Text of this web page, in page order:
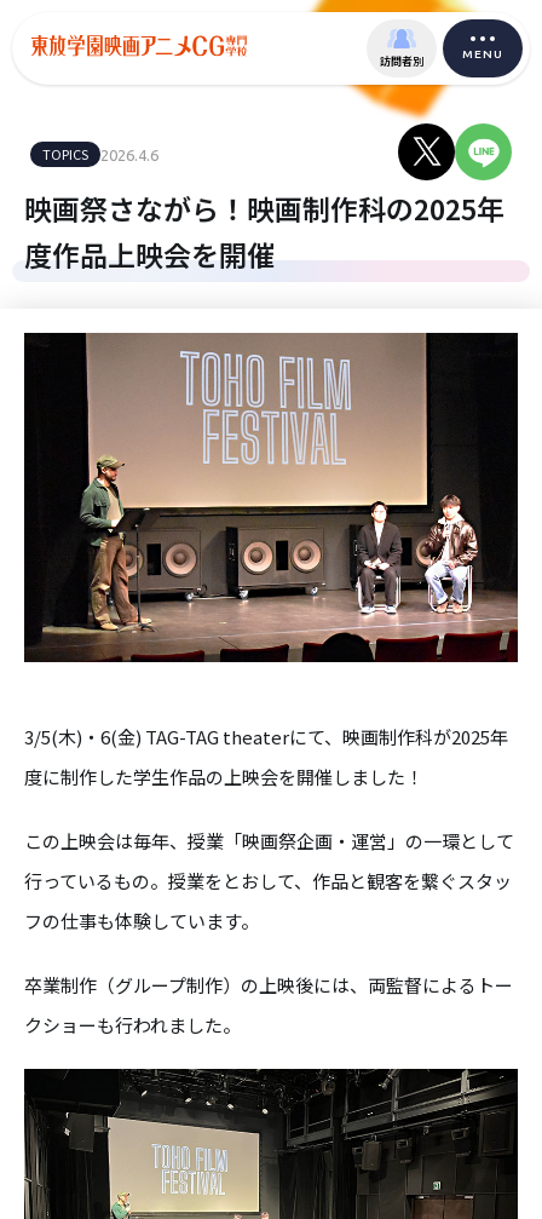
訪問者別 MENU
TOPICS 2026.4.6
映画祭さながら！映画制作科の2025年
度作品上映会を開催
3/5(木)・6(金) TAG-TAG theaterにて、映画制作科が2025年
度に制作した学生作品の上映会を開催しました！
この上映会は毎年、授業「映画祭企画・運営」の一環として
行っているもの。授業をとおして、作品と観客を繋ぐスタッ
フの仕事も体験しています。
卒業制作（グループ制作）の上映後には、両監督によるトー
クショーも行われました。